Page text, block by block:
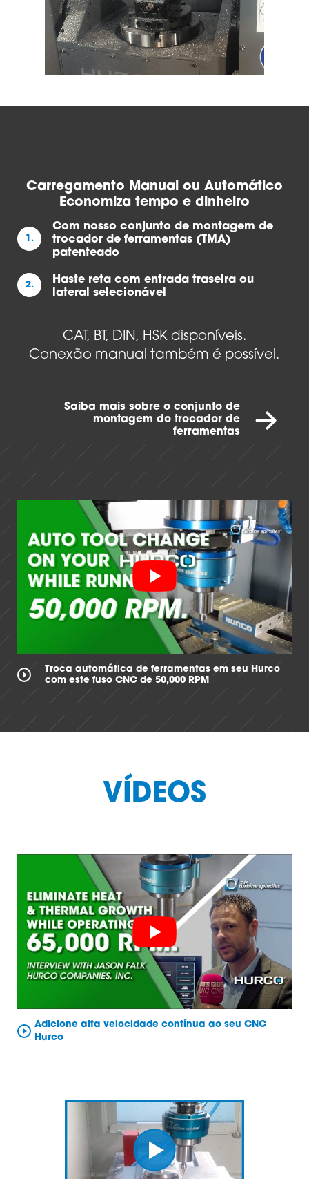
Troca automática de ferramentas em seu Hurco
com este fuso CNC de 50,000 RPM
Carregamento Manual ou Automático
Economiza tempo e dinheiro
1.
Com nosso conjunto de montagem de
trocador de ferramentas (TMA)
patenteado
2.
Haste reta com entrada traseira ou
lateral selecionável
CAT, BT, DIN, HSK disponíveis.
Conexão manual também é possível.
Saiba mais sobre o conjunto de
montagem do trocador de
ferramentas
VÍDEOS
Adicione alta velocidade contínua ao seu CNC
Hurco